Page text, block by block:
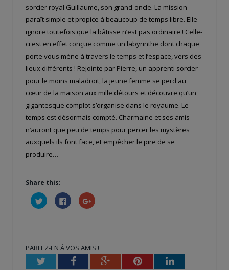
sorcier royal Guillaume, son grand-oncle. La mission
paraît simple et propice à beaucoup de temps libre. Elle
ignore toutefois que la bâtisse n’est pas ordinaire ! Celle-
ci est en effet conçue comme un labyrinthe dont chaque
porte vous mène à travers le temps et l’espace, vers des
lieux différents ! Rejointe par Pierre, un apprenti sorcier
pour le moins maladroit, la jeune femme se perd au
cœur de la maison aux mille détours et découvre qu’un
gigantesque complot s’organise dans le royaume. Le
temps est désormais compté. Charmaine et ses amis
n’auront que peu de temps pour percer les mystères
auxquels ils font face, et empêcher le pire de se
produire…
Share this:
Cliquez
pour
partager
fenêtre)
Cliquez
pour
partager
fenêtre)
Cliquez
pour
nouvelle
fenêtre)
PARLEZ-EN À VOS AMIS !
TwitterFacebookGoogle+PinterestLinkedIn